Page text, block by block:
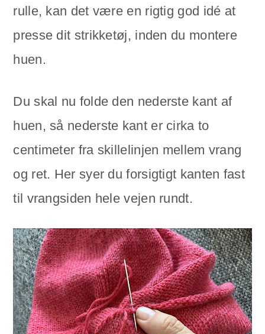
rulle, kan det være en rigtig god idé at
presse dit strikketøj, inden du montere
huen.
Du skal nu folde den nederste kant af
huen, så nederste kant er cirka to
centimeter fra skillelinjen mellem vrang
og ret. Her syer du forsigtigt kanten fast
til vrangsiden hele vejen rundt.